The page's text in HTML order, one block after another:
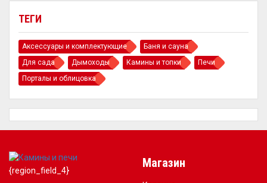
ТЕГИ
Аксессуары и комплектующие
Баня и сауна
Для сада
Дымоходы Камины и топки
Печи
Порталы и облицовка
{region_field_4}
Магазин